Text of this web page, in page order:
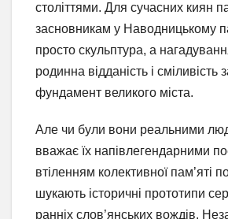
століттями. Для сучасних киян
засновникам у Наводницькому
просто скульптура, а
родинна відданість і сміливість
фундамент великого міста.
Але чи були вони реальними
вважає їх напівлегендарними
втіленням колективної пам’яті
шукають історичні прототипи
ранніх слов’янських вождів.